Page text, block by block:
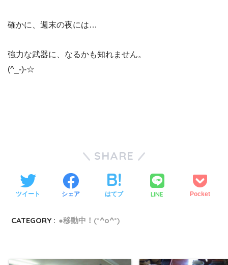
確かに、週末の夜には…
強力な武器に、なるかも知れません。
(^_-)-☆
SHARE
ツイート シェア はてブ LINE Pocket
CATEGORY : ●移動中！(*^o^*)